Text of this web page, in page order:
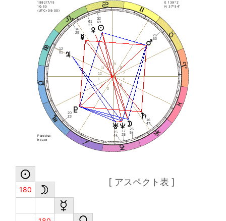
1992/7/15
10:50
(UTC+09:00)
E 139°2'
N 37°54'
Placidus
house
1
2
3
4
5
6
7
8
9
10
11
12
22
49
25
54
16
29
01
27
21
53
12
01
16
47
15
44
17
25
20
13
[ アスペクト表 ]
180